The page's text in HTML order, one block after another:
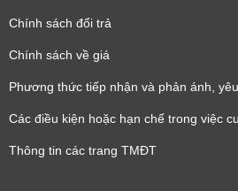
Chính sách đổi trả
Chính sách về giá
Phương thức tiếp nhận và phản ánh,
Các điều kiện hoặc hạn chế trong việc
Thông tin các trang TMĐT